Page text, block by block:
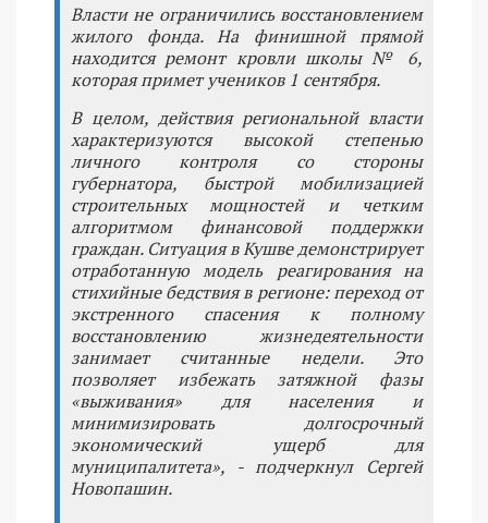
Власти не ограничились восстановлением
жилого фонда. На финишной прямой
находится ремонт кровли школы № 6,
которая примет учеников 1 сентября.
В целом, действия региональной власти
характеризуются высокой степенью
личного контроля со стороны
губернатора, быстрой мобилизацией
строительных мощностей и четким
алгоритмом финансовой поддержки
граждан. Ситуация в Кушве демонстрирует
отработанную модель реагирования на
стихийные бедствия в регионе: переход от
экстренного спасения к полному
восстановлению жизнедеятельности
занимает считанные недели. Это
позволяет избежать затяжной фазы
«выживания» для населения и
минимизировать долгосрочный
экономический ущерб для
муниципалитета», - подчеркнул Сергей
Новопашин.